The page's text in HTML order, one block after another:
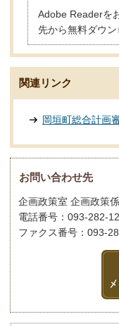
Adobe Readerを
先から無料ダウン
関連リンク
岡垣町総合計画
お問い合わせ先
企画政策室 企画政策係
電話番号：093-282-
ファクス番号：093-